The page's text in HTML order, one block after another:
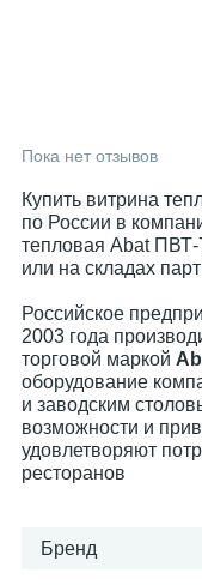
Пока нет отзывов
Купить витрина
по России в
тепловая Abat ПВТ-
или на складах
Российское
2003 года
торговой маркой
оборудование
и заводским
возможности и
удовлетворяют
ресторанов
Бренд